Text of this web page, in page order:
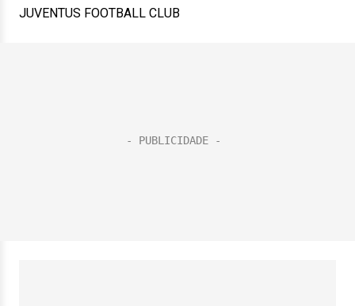
JUVENTUS FOOTBALL CLUB